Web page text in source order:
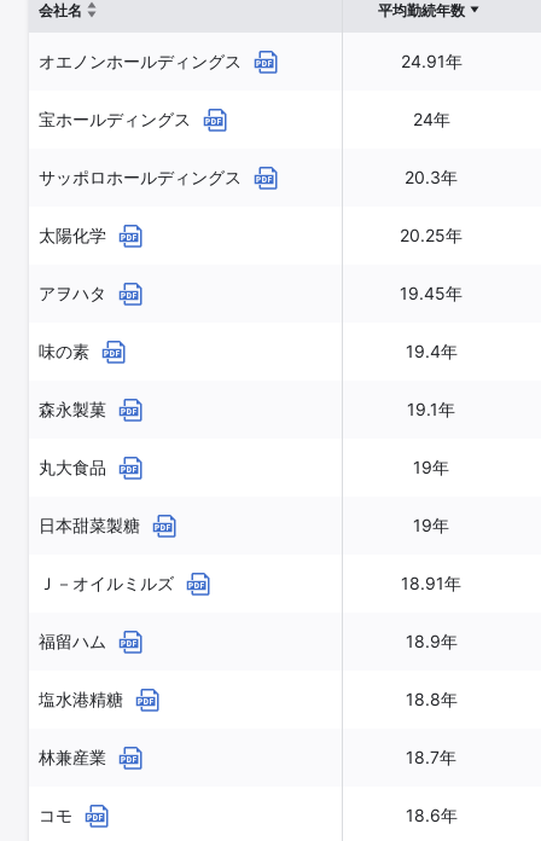
会社名
平均勤続年数
オエノンホールディングス 24.91年
宝ホールディングス 24年
サッポロホールディングス 20.3年
太陽化学 20.25年
アヲハタ 19.45年
味の素 19.4年
森永製菓 19.1年
丸大食品 19年
日本甜菜製糖 19年
Ｊ－オイルミルズ 18.91年
福留ハム 18.9年
塩水港精糖 18.8年
林兼産業 18.7年
コモ 18.6年